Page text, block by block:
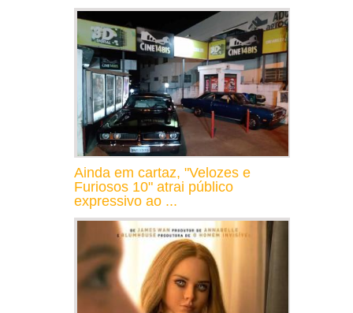
Ainda em cartaz, "Velozes e
Furiosos 10" atrai público
expressivo ao ...